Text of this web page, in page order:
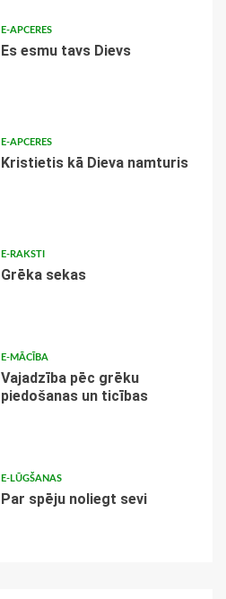
E-APCERES
Es esmu tavs Dievs
E-APCERES
Kristietis kā Dieva namturis
E-RAKSTI
Grēka sekas
E-MĀCĪBA
Vajadzība pēc grēku
piedošanas un ticības
E-LŪGŠANAS
Par spēju noliegt sevi